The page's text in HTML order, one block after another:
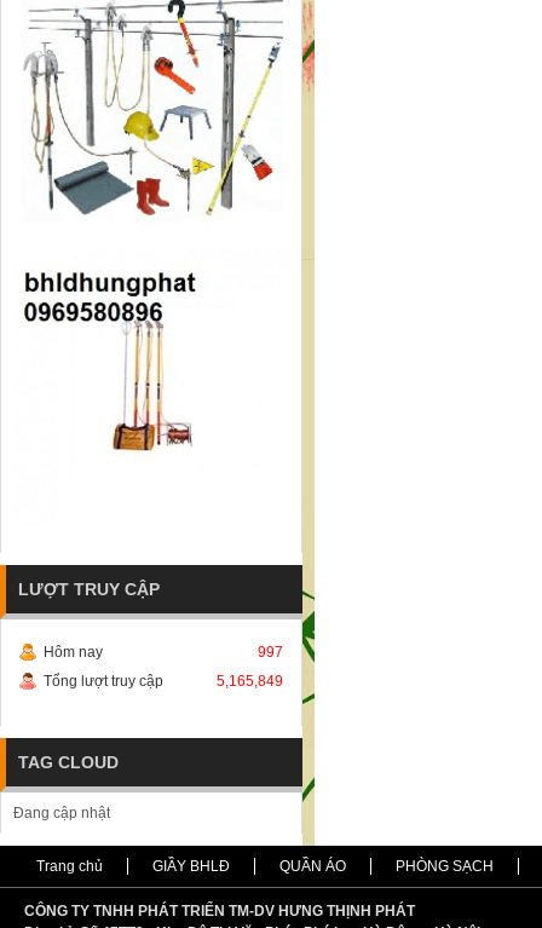
LƯỢT TRUY CẬP
Hôm nay
997
Tổng lượt truy cập
5,165,849
TAG CLOUD
Đang cập nhật
Trang chủ GIẦY BHLĐ QUẦN ÁO PHÒNG SẠCH
CÔNG TY TNHH PHÁT TRIỂN TM-DV HƯNG THỊNH PHÁT